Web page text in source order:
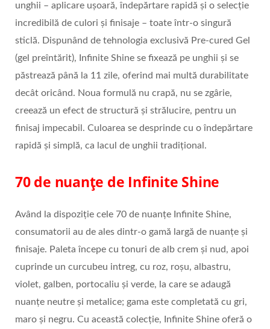
unghii – aplicare ușoară, îndepărtare rapidă și o selecție
incredibilă de culori și finisaje – toate într-o singură
sticlă. Dispunând de tehnologia exclusivă Pre-cured Gel
(gel preîntărit), Infinite Shine se fixează pe unghii și se
păstrează până la 11 zile, oferind mai multă durabilitate
decât oricând. Noua formulă nu crapă, nu se zgârie,
creează un efect de structură și strălucire, pentru un
finisaj impecabil. Culoarea se desprinde cu o îndepărtare
rapidă și simplă, ca lacul de unghii tradițional.
70 de nuanțe de Infinite Shine
Având la dispoziție cele 70 de nuanțe Infinite Shine,
consumatorii au de ales dintr-o gamă largă de nuanțe și
finisaje. Paleta începe cu tonuri de alb crem și nud, apoi
cuprinde un curcubeu intreg, cu roz, roșu, albastru,
violet, galben, portocaliu și verde, la care se adaugă
nuanțe neutre și metalice; gama este completată cu gri,
maro și negru. Cu această colecție, Infinite Shine oferă o